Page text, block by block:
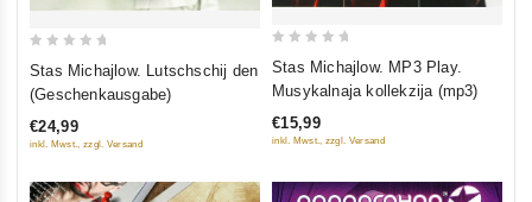
5
Stas Michajlow. Lutschschij den
(Geschenkausgabe)
€24,99
inkl. Mwst., zzgl. Versand
5
Stas Michajlow. MP3 Play.
Musykalnaja kollekzija (mp3)
€15,99
inkl. Mwst., zzgl. Versand